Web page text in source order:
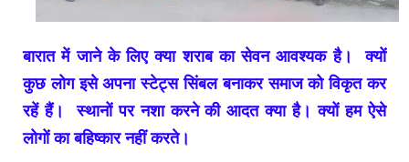
बारात में जाने के लिए क्या शराब का सेवन आवश्यक है। क्यों
कुछ लोग इसे अपना स्टेट्स सिंबल बनाकर समाज को विकृत कर
रहें हैं। स्थानों पर नशा करने की आदत क्या है। क्यों हम ऐसे
लोगों का बहिष्कार नहीं करते।